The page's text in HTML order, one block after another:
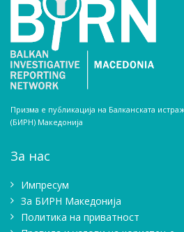
Призма е публикација на Балканската
(БИРН) Македонија
За нас
Импресум
Зa БИРН Македонија
Политика на приватност